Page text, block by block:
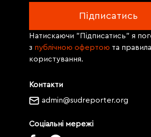
Контакти
admin@sudreporter.org
Соціальні мережі
Натискаючи "Підписатись" я
з публічною офертою та
користування.